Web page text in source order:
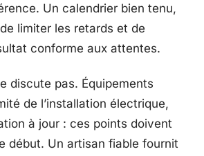
Un calendrier bien tenu,
limiter les retards et de
conforme aux attentes.
discute pas. Équipements
de l’installation électrique,
à jour : ces points doivent
début. Un artisan fiable fournit